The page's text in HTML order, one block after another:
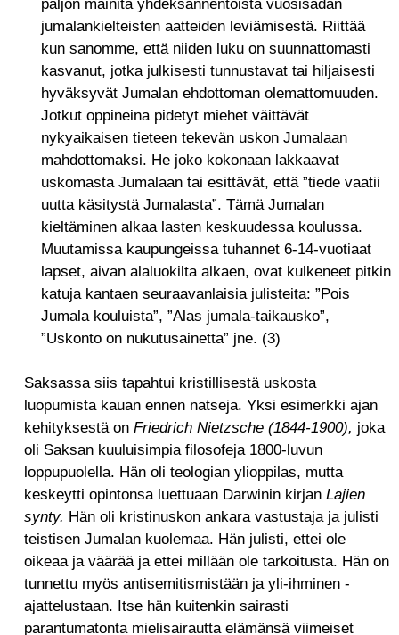
paljon mainita yhdeksännentoista vuosisadan
jumalankielteisten aatteiden leviämisestä. Riittää
kun sanomme, että niiden luku on suunnattomasti
kasvanut, jotka julkisesti tunnustavat tai hiljaisesti
hyväksyvät Jumalan ehdottoman olemattomuuden.
Jotkut oppineina pidetyt miehet väittävät
nykyaikaisen tieteen tekevän uskon Jumalaan
mahdottomaksi. He joko kokonaan lakkaavat
uskomasta Jumalaan tai esittävät, että ”tiede vaatii
uutta käsitystä Jumalasta”. Tämä Jumalan
kieltäminen alkaa lasten keskuudessa koulussa.
Muutamissa kaupungeissa tuhannet 6-14-vuotiaat
lapset, aivan alaluokilta alkaen, ovat kulkeneet pitkin
katuja kantaen seuraavanlaisia julisteita: ”Pois
Jumala kouluista”, ”Alas jumala-taikausko”,
”Uskonto on nukutusainetta” jne. (3)
Saksassa siis tapahtui kristillisestä uskosta
luopumista kauan ennen natseja. Yksi esimerkki ajan
kehityksestä on Friedrich Nietzsche (1844-1900), joka
oli Saksan kuuluisimpia filosofeja 1800-luvun
loppupuolella. Hän oli teologian ylioppilas, mutta
keskeytti opintonsa luettuaan Darwinin kirjan Lajien
synty. Hän oli kristinuskon ankara vastustaja ja julisti
teistisen Jumalan kuolemaa. Hän julisti, ettei ole
oikeaa ja väärää ja ettei millään ole tarkoitusta. Hän on
tunnettu myös antisemitismistään ja yli-ihminen -
ajattelustaan. Itse hän kuitenkin sairasti
parantumatonta mielisairautta elämänsä viimeiset